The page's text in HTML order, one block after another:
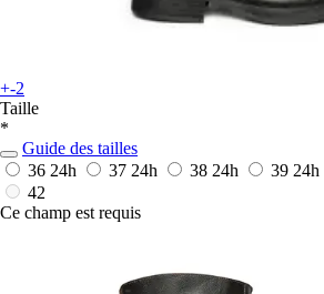
+-2
Taille
*
Guide des tailles
36 24h 37 24h 38 24h 39 24h
42
Ce champ est requis